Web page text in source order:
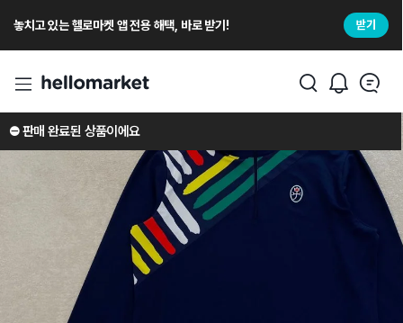
놓치고 있는 헬로마켓 앱 전용 해택, 바로 받기! 받기
⛔️ 판매 완료된 상품이에요